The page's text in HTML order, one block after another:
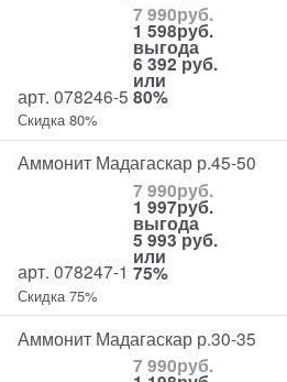
арт. 078246-5
7 990руб.
1 598руб.
выгода
6 392 руб.
или
80%
Скидка 80%
Аммонит Мадагаскар р.45-50
арт. 078247-1
7 990руб.
1 997руб.
выгода
5 993 руб.
или
75%
Скидка 75%
Аммонит Мадагаскар р.30-35
7 990руб.